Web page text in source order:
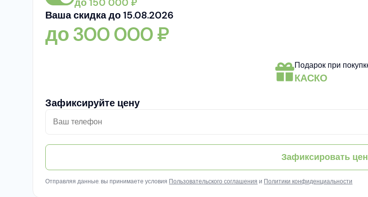
Ваша скидка до 15.08.2026
до300 000₽
Подарок при
КАСКО
Зафиксируйте цену
Зафиксировать
Отправляя данные, вы принимаете условия Пользовательского соглашения и Политики конфиденциальности